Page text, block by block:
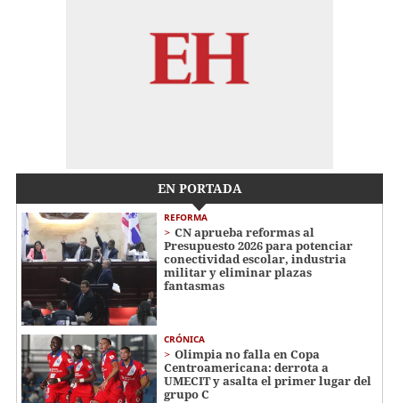
EN PORTADA
REFORMA
CN aprueba reformas al
Presupuesto 2026 para potenciar
conectividad escolar, industria
militar y eliminar plazas
fantasmas
CRÓNICA
Olimpia no falla en Copa
Centroamericana: derrota a
UMECIT y asalta el primer lugar del
grupo C